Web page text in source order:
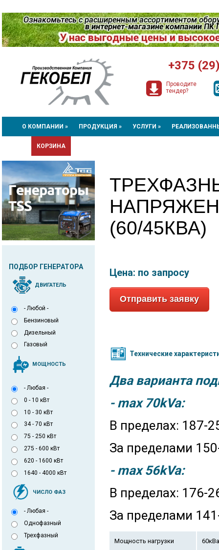
+375
Проводите
тендер?
О КОМПАНИИ » ПРОДУКЦИЯ » УСЛУГИ »
КОРЗИНА
ПОДБОР ГЕНЕРАТОРА
ДВИГАТЕЛЬ
- Любой -
Бензиновый
Дизельный
Газовый
МОЩНОСТЬ
- Любая -
0 - 10 кВт
10 - 30 кВт
34 - 70 кВт
75 - 250 кВт
275 - 600 кВт
620 - 1600 кВт
1640 - 4000 кВт
ЧИСЛО ФАЗ
- Любая -
Однофазный
Трехфазный
(60/45КВА)
Цена: по запросу
Отправить заявку
Технические
Два варианта
- max 70kVa:
В пределах: 187-
За пределами
- max 56kVa:
В пределах: 176-
За пределами
Мощность нагрузки 60кВа